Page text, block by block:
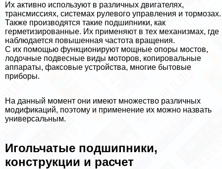
Их активно используют в различных двигателях,
трaнcмиссиях, системах рулевого управления и тормозах.
Также производятся такие подшипники, как
герметизированные. Их применяют в тех механизмах, где
наблюдается повышенная частота вращения.
С их помощью функционируют мощные опоры мостов,
лодочные подвесные виды моторов, копировальные
аппараты, факсовые устройства, многие бытовые
приборы.
На данный момент они имеют множество различных
модификаций, поэтому и применение их можно назвать
универсальным.
Игольчатые подшипники,
конструкции и расчет